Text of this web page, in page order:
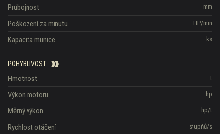
mm
Průbojnost
HP/min
Poškození za minutu
ks
Kapacita munice
POHYBLIVOST
t
Hmotnost
hp
Výkon motoru
hp/t
Měrný výkon
stupňů/s
Rychlost otáčení